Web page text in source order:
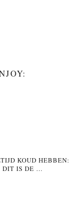
KOUD HEBBEN:
DIT IS DE …